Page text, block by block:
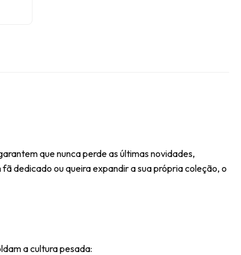
que nunca perde as últimas novidades,
dedicado ou queira expandir a sua própria coleção, o
a cultura pesada: